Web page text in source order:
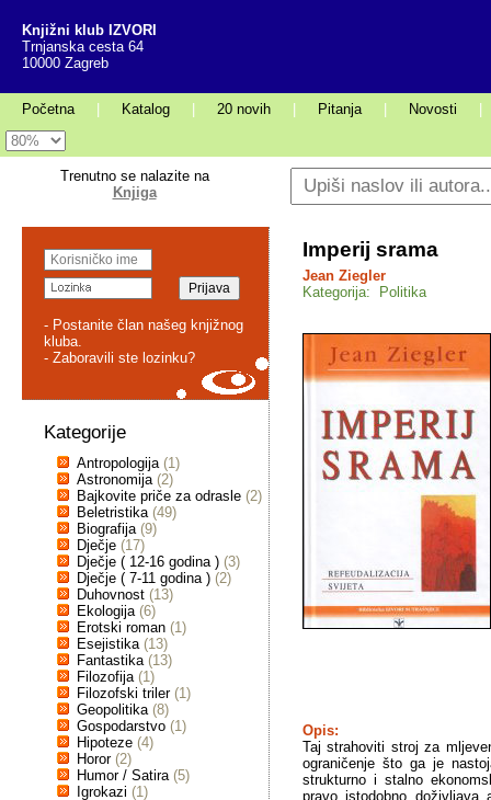
Knjižni klub IZVORI
Trnjanska cesta 64
10000 Zagreb
Početna Katalog 20 novih Pitanja Novosti
Trenutno se nalazite na
Knjiga
- Postanite član našeg knjižnog
kluba.
- Zaboravili ste lozinku?
Kategorije
Antropologija (1)
Astronomija (2)
Bajkovite priče za odrasle (2)
Beletristika (49)
Biografija (9)
Dječje (17)
Dječje ( 12-16 godina ) (3)
Dječje ( 7-11 godina ) (2)
Duhovnost (13)
Ekologija (6)
Erotski roman (1)
Esejistika (13)
Fantastika (13)
Filozofija (1)
Filozofski triler (1)
Geopolitika (8)
Gospodarstvo (1)
Hipoteze (4)
Horor (2)
Humor / Satira (5)
Igrokazi (1)
Imperij srama
Jean Ziegler
Kategorija: Politika
Opis:
Taj strahoviti stroj za
ograničenje što ga je
strukturno i stalno
pravo istodobno